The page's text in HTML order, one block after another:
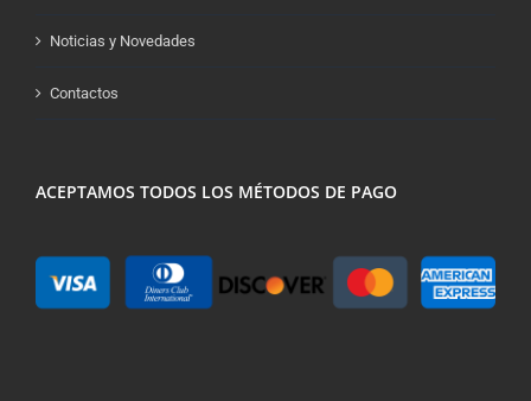
Noticias y Novedades
Contactos
ACEPTAMOS TODOS LOS MÉTODOS DE PAGO